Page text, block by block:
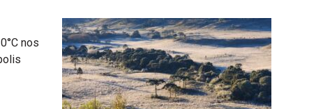
nos